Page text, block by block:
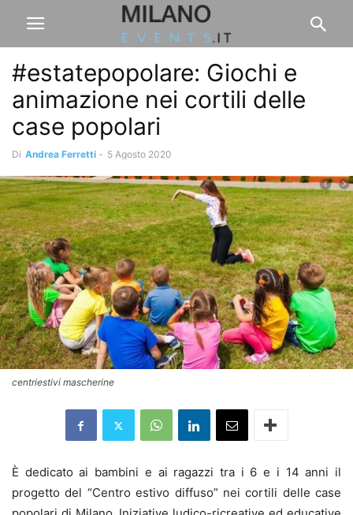
#estatepopolare: Giochi e
animazione nei cortili delle
case popolari
Di Andrea Ferretti - 5 Agosto 2020
centriestivi mascherine
È dedicato ai bambini e ai ragazzi tra i 6 e i 14 anni il
progetto del “Centro estivo diffuso” nei cortili delle case